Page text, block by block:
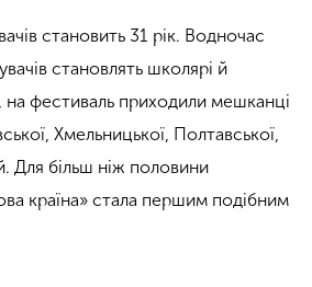
становить 31 рік. Водночас
становлять школярі й
на фестиваль приходили мешканці
Хмельницької, Полтавської,
Для більш ніж половини
країна» стала першим подібним